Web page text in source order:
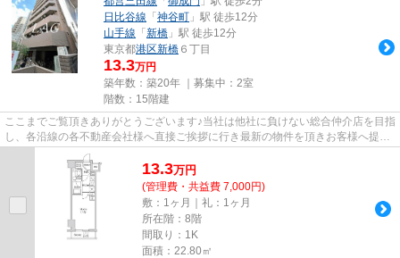
日比谷線 「 神谷町 」駅 徒歩12分
山手線 「 新橋 」駅 徒歩12分
東京都港区新橋 ６丁目
13.3万円
築年数：築20年 ｜募集中： 2室
階数：15階建
ここまでご覧頂きありがとうございます♪当社は他社に負けない総合仲介店を目指
し、各沿線の各不動産会社様へ直接ご挨拶に行き最新の物件を頂きお客様へ提供
しております！最新の情報は...
13.3万円
(管理費・共益費 7,000円)
敷：1ヶ月｜礼：1ヶ月
所在階：8階
間取り：1K
面積：22.80㎡